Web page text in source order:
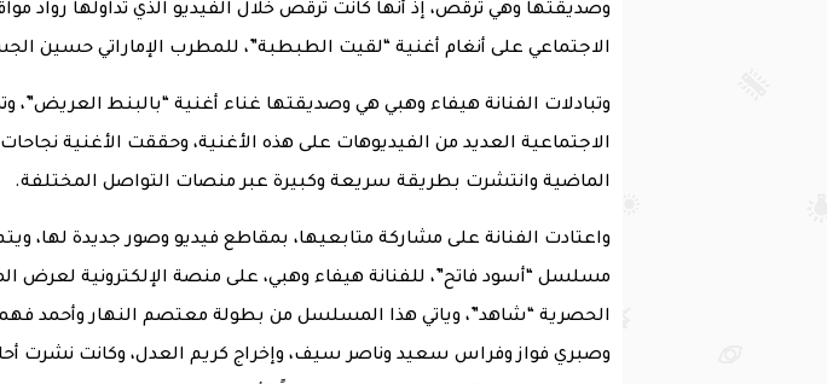
وصديقتها وهي ترقص، إذ أنها كانت ترقص خلال الفيديو الذي تداولها رواد
الاجتماعي على أنغام أغنية “لقيت الطبطبة”، للمطرب الإماراتي حسين
وتبادلات الفنانة هيفاء وهبي هي وصديقتها غناء أغنية “بالبنط العريض”،
الاجتماعية العديد من الفيديوهات على هذه الأغنية، وحققت الأغنية نجاحات
الماضية وانتشرت بطريقة سريعة وكبيرة عبر منصات التواصل المختلفة.
واعتادت الفنانة على مشاركة متابعيها، بمقاطع فيديو وصور جديدة لها،
مسلسل “أسود فاتح”، للفنانة هيفاء وهبي، على منصة الإلكترونية لعرض
الحصرية “شاهد”، وياتي هذا المسلسل من بطولة معتصم النهار وأحمد
وصبري فواز وفراس سعيد وناصر سيف، وإخراج كريم العدل، وكانت نشرت